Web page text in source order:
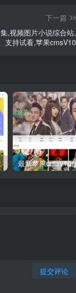
下一篇
,视频图片小说综合站,
支持试看,苹果cmsV10
权完全解密
提交评论